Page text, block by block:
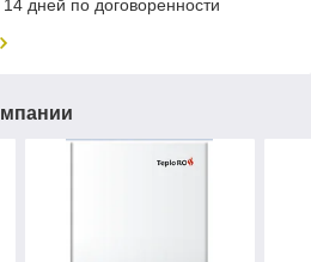
дней по договоренности